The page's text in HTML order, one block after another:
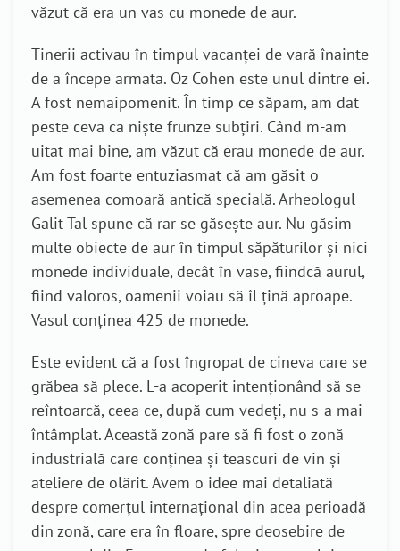
văzut că era un vas cu monede de aur.
Tinerii activau în timpul vacanței de vară înainte
de a începe armata. Oz Cohen este unul dintre ei.
A fost nemaipomenit. În timp ce săpam, am dat
peste ceva ca niște frunze subțiri. Când m-am
uitat mai bine, am văzut că erau monede de aur.
Am fost foarte entuziasmat că am găsit o
asemenea comoară antică specială. Arheologul
Galit Tal spune că rar se găsește aur. Nu găsim
multe obiecte de aur în timpul săpăturilor și nici
monede individuale, decât în vase, fiindcă aurul,
fiind valoros, oamenii voiau să îl țină aproape.
Vasul conținea 425 de monede.
Este evident că a fost îngropat de cineva care se
grăbea să plece. L-a acoperit intenționând să se
reîntoarcă, ceea ce, după cum vedeți, nu s-a mai
întâmplat. Această zonă pare să fi fost o zonă
industrială care conținea și teascuri de vin și
ateliere de olărit. Avem o idee mai detaliată
despre comerțul internațional din acea perioadă
din zonă, care era în floare, spre deosebire de